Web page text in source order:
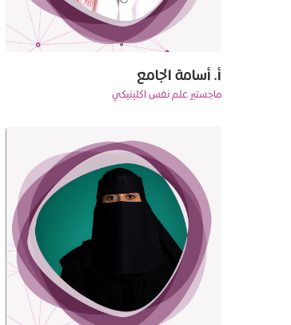
أ. أسامة الجامع
ماجستير علم نفس اكلينيكي